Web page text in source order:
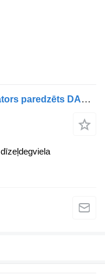
WABCO 4801066050 EBS modulators paredzēts DAF CF450, CF460 (2017-) vilcēja
dīzeļdegviela